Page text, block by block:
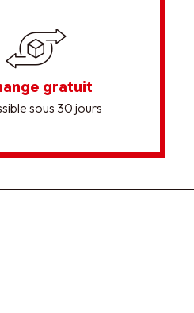
gratuit
sous 30 jours